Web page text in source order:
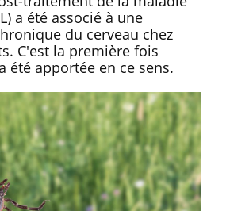
a été associé à une
du cerveau chez
C'est la première fois
été apportée en ce sens.